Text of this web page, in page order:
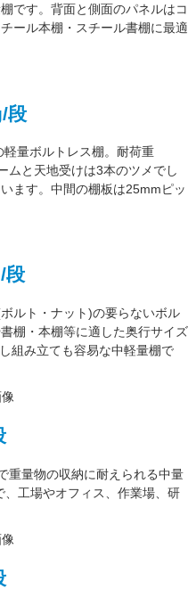
です。背面と側面のパネルはコ
ール本棚・スチール書棚に最適
段
量ボルトレス棚。 耐荷重
ムと天地受けは3本のツメでし
ます。中間の棚板は25mmピッ
段
ルト・ナット)の要らないボル
棚・本棚等に適した奥行サイズ
組み立ても容易な中軽量棚で
重量物の収納に耐えられる中量
、工場やオフィス、作業場、研